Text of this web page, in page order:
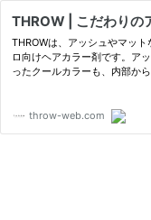
THROW | こだわりの
THROWは、アッシュやマッ
ロ向けヘアカラー剤です。ア
ったクールカラーも、内部か
throw-web.com